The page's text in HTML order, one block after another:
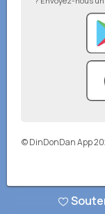
© DinDonDan App